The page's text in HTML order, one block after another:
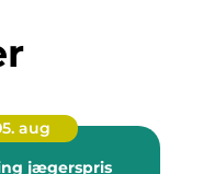
aug
jægerspris